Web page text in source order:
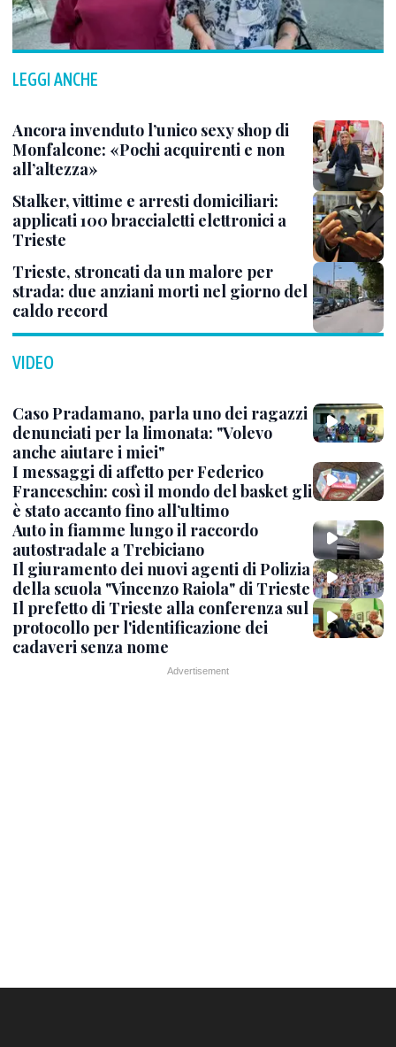
LEGGI ANCHE
Ancora invenduto l’unico sexy shop di
Monfalcone: «Pochi acquirenti e non
all’altezza»
Stalker, vittime e arresti domiciliari:
applicati 100 braccialetti elettronici a
Trieste
Trieste, stroncati da un malore per
strada: due anziani morti nel giorno del
caldo record
VIDEO
Caso Pradamano, parla uno dei ragazzi
denunciati per la limonata: "Volevo
anche aiutare i miei"
I messaggi di affetto per Federico
Franceschin: così il mondo del basket gli
è stato accanto fino all’ultimo
Auto in fiamme lungo il raccordo
autostradale a Trebiciano
Il giuramento dei nuovi agenti di Polizia
della scuola "Vincenzo Raiola" di Trieste
Il prefetto di Trieste alla conferenza sul
protocollo per l'identificazione dei
cadaveri senza nome